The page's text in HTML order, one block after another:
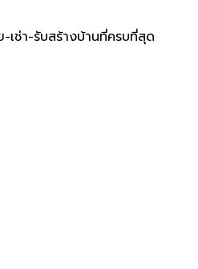
เช่า-รับสร้างบ้านที่ครบที่สุด